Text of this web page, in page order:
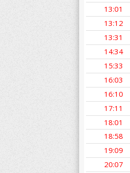
13:01
13:12
13:31
14:34
15:33
16:03
16:10
17:11
18:01
18:58
19:09
20:07